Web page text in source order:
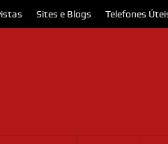
Sites e Blogs Telefones